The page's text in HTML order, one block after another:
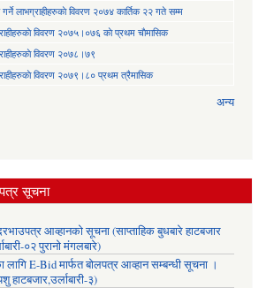
गर्ने लाभग्राहीहरुकाे विवरण २०७४ कार्तिक २२ गते सम्म
विवरण २०७५।०७६ काे प्रथम चाैमासिक
विवरण २०७८।७९
विवरण २०७९।८० प्रथम त्रैमासिक
अन्य
सूचना
आव्हानको सूचना (साप्ताहिक बुधबारे हाटबजार
०२ पुरानो मंगलबारे)
E-Bid मार्फत बोलपत्र आव्हान सम्बन्धी सूचना ।
हाटबजार,उर्लाबारी-३)